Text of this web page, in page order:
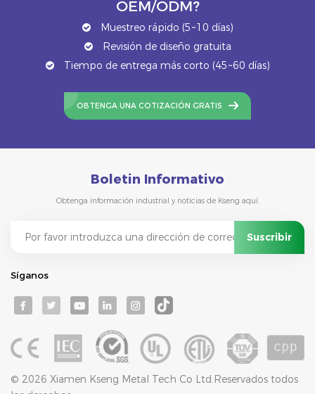
OEM/ODM?
Muestreo rápido (5~10 días)
Revisión de diseño gratuita
Tiempo de entrega más corto (45~60 días)
OBTENGA UNA COTIZACIÓN GRATIS
Boletin Informativo
Obtenga información industrial y noticias de Kseng aquí.
Síganos
© 2026 Xiamen Kseng Metal Tech Co Ltd.Reservados todos